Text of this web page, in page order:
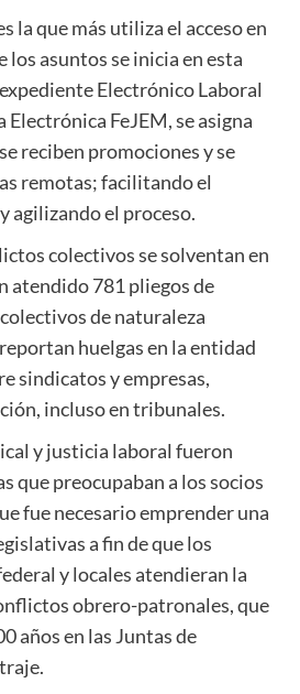
la que más utiliza el acceso en
los asuntos se inicia en esta
Electrónico Laboral
Electrónica FeJEM, se asigna
reciben promociones y se
remotas; facilitando el
agilizando el proceso.
colectivos se solventan en
atendido 781 pliegos de
de naturaleza
huelgas en la entidad
sindicatos y empresas,
incluso en tribunales.
y justicia laboral fueron
que preocupaban a los socios
fue necesario emprender una
a fin de que los
y locales atendieran la
obrero-patronales, que
años en las Juntas de